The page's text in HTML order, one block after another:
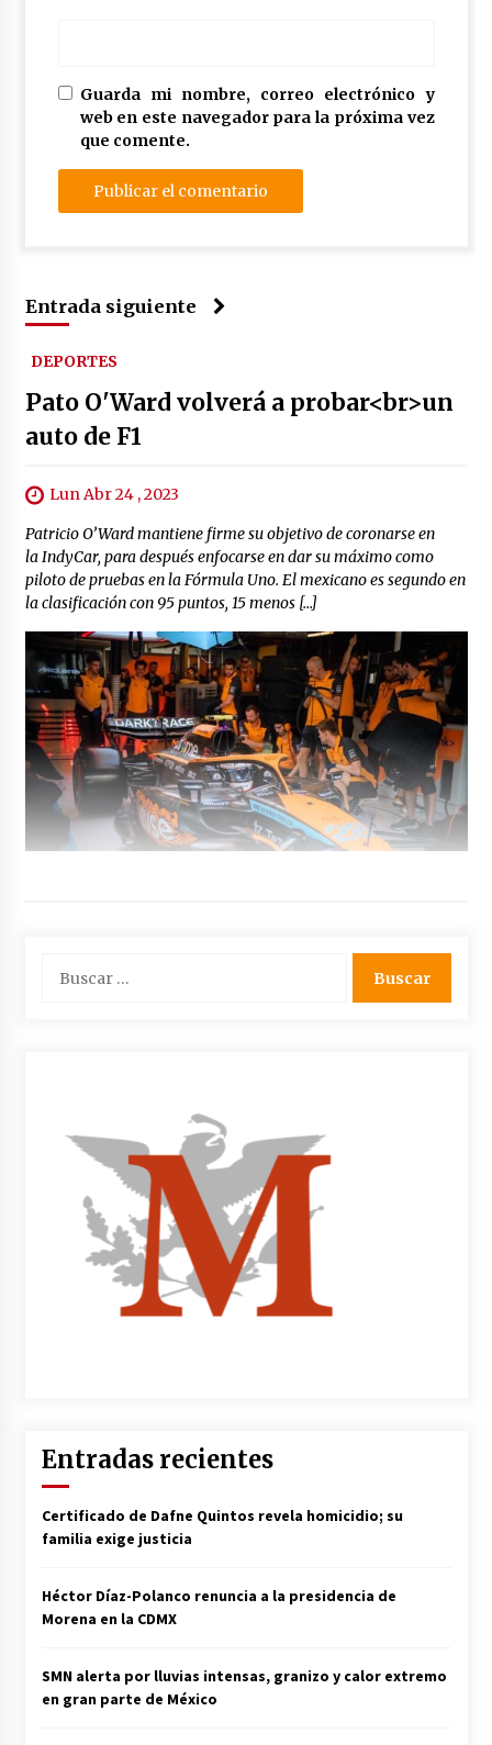
Guarda mi nombre, correo electrónico y
web en este navegador para la próxima vez
que comente.
Entrada siguiente
DEPORTES
Pato O'Ward volverá a probar<br>un
auto de F1
Lun Abr 24 , 2023
Patricio O’Ward mantiene firme su objetivo de coronarse en
la IndyCar, para después enfocarse en dar su máximo como
piloto de pruebas en la Fórmula Uno. El mexicano es segundo en
la clasificación con 95 puntos, 15 menos […]
Entradas recientes
Certificado de Dafne Quintos revela homicidio; su
familia exige justicia
Héctor Díaz-Polanco renuncia a la presidencia de
Morena en la CDMX
SMN alerta por lluvias intensas, granizo y calor extremo
en gran parte de México